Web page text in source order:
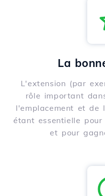
La
L'extension (par
rôle important
l'emplacement et de
étant essentielle
et pour